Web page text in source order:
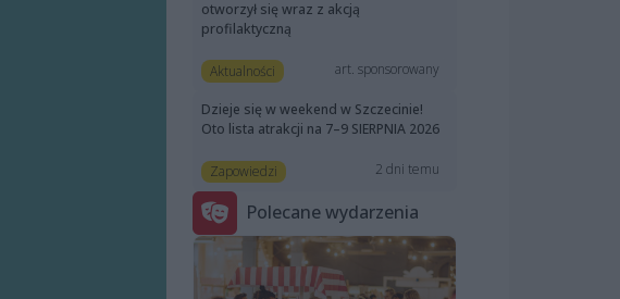
otworzył się wraz z akcją
profilaktyczną
Aktualności art. sponsorowany
Dzieje się w weekend w Szczecinie!
Oto lista atrakcji na 7–9 SIERPNIA 2026
Zapowiedzi 2 dni temu
Polecane wydarzenia